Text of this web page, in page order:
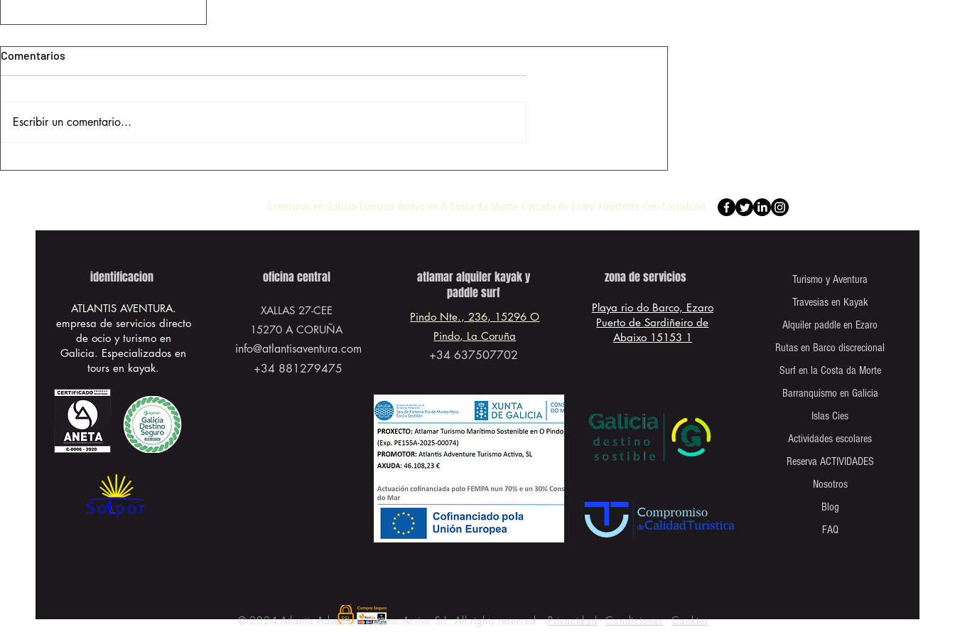
Comentarios
Escribir un comentario...
Aventuras en Galicia-Turismo Activo en A Costa da Morte-Cascada de Ezaro-Finisterre-Cee-Corcubión
identificacion
ATLANTIS AVENTURA.
empresa de servicios directo
de ocio y turismo en
Galicia. Especializados en
tours en kayak.
oficina central
XALLAS 27-CEE
15270 A CORUÑA
info@atlantisaventura.com
+34 881279475
atlamar alquiler kayak y
paddle surf
Pindo Nte., 236, 15296 O
Pindo, La Coruña
+34 637507702
zona de servicios
Playa rio do Barco, Ezaro
Puerto de Sardiñeiro de
Abaixo 15153 1
Turismo y Aventura
Travesias en Kayak
Alquiler paddle en Ezaro
Rutas en Barco discrecional
Surf en la Costa da Morte
Barranquismo en Galicia
Islas Cies
Actividades escolares
Reserva ACTIVIDADES
Nosotros
Blog
FAQ
© 2024 Atlantis Adventure Turismo Activo S.L. All rights reserved. -Privacidad-Condiciones-Cookies